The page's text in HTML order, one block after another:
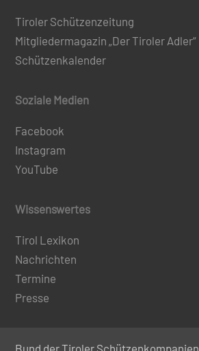
Tiroler Schützenzeitung
Mitgliedermagazin „Der Tiroler Adler“
Schützenkalender
Soziale Medien
Facebook
Instagram
YouTube
Wissenswertes
Tirol Lexikon
Nachrichten
Termine
Presse
Bund der Tiroler Schützenkompanien